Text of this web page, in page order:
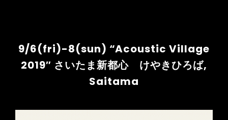
9/6(fri)-8(sun) “Acoustic Village
2019″ さいたま新都心 けやきひろば,
Saitama